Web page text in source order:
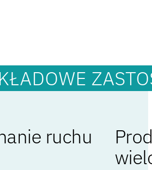
ruchu